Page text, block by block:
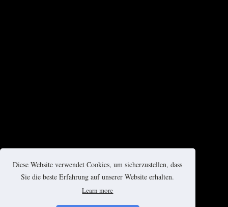
Diese Website verwendet Cookies, um sicherzustellen, dass
Sie die beste Erfahrung auf unserer Website erhalten.
Learn more